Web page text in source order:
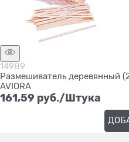
14989
Размешиватель деревянный
AVIORA
161,59 руб./Штука